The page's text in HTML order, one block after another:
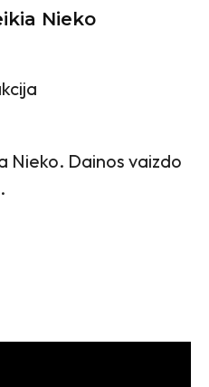
Nieko
Nieko. Dainos vaizdo